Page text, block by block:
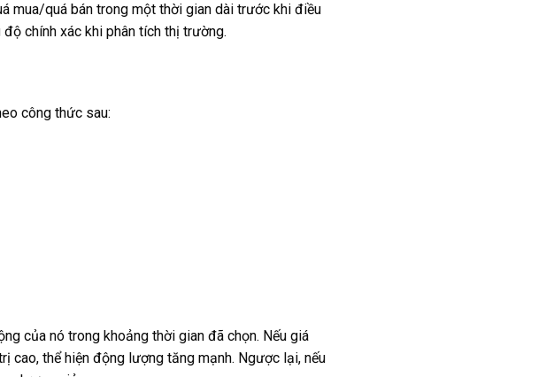
mua/quá bán trong một thời gian dài trước khi điều
chính xác khi phân tích thị trường.
công thức sau:
của nó trong khoảng thời gian đã chọn. Nếu giá
cao, thể hiện động lượng tăng mạnh. Ngược lại, nếu